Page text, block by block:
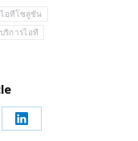
ไอทีโซลูชัน
ริการไอที
Share